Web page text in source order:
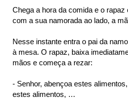
Chega a hora da comida e o
com a sua namorada ao lado, a
Nesse instante entra o pai da
à mesa. O rapaz, baixa
mãos e começa a rezar:
- Senhor, abençoa estes
estes alimentos, …